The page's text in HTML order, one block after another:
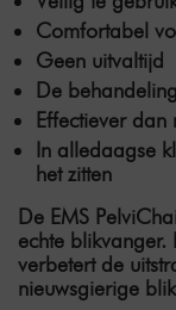
Comfortabel
Geen uitvaltijd
De
Effectiever
In alledaagse
het zitten
De EMS
echte blikvanger.
verbetert de
nieuwsgierige